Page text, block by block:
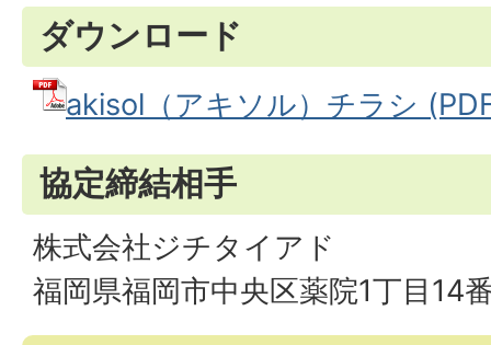
ダウンロード
akisol（アキソル）チラシ
協定締結相手
株式会社ジチタイアド
福岡県福岡市中央区薬院1丁目14